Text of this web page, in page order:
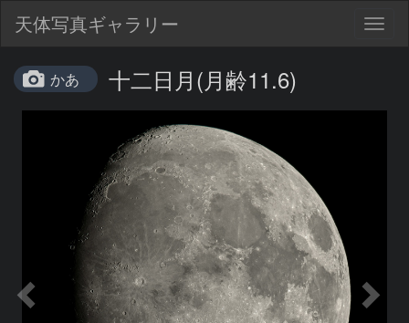
天体写真ギャラリー
かあ 十二日月(月齢11.6)